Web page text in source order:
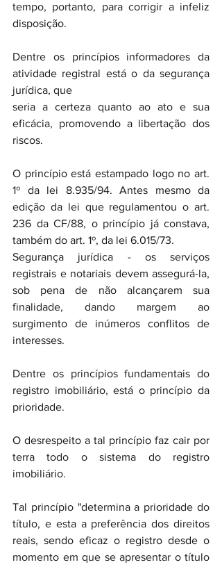
tempo, portanto, para corrigir a infeliz
disposição.
Dentre os princípios informadores da
atividade registral está o da segurança
jurídica, que
seria a certeza quanto ao ato e sua
eficácia, promovendo a libertação dos
riscos.
O princípio está estampado logo no art.
1º da lei 8.935/94. Antes mesmo da
edição da lei que regulamentou o art.
236 da CF/88, o princípio já constava,
também do art. 1º, da lei 6.015/73.
Segurança jurídica - os serviços
registrais e notariais devem assegurá-la,
sob pena de não alcançarem sua
finalidade, dando margem ao
surgimento de inúmeros conflitos de
interesses.
Dentre os princípios fundamentais do
registro imobiliário, está o princípio da
prioridade.
O desrespeito a tal princípio faz cair por
terra todo o sistema do registro
imobiliário.
Tal princípio "determina a prioridade do
título, e esta a preferência dos direitos
reais, sendo eficaz o registro desde o
momento em que se apresentar o título